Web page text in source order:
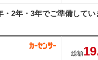
2年・3年でご準備して
総額